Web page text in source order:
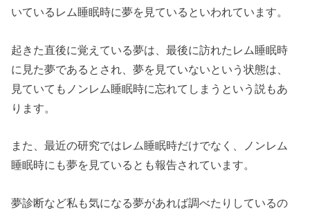
いているレム睡眠時に夢を見ているといわれています。
起きた直後に覚えている夢は、最後に訪れたレム睡眠時
に見た夢であるとされ、夢を見ていないという状態は、
見ていてもノンレム睡眠時に忘れてしまうという説もあ
ります。
また、最近の研究ではレム睡眠時だけでなく、ノンレム
睡眠時にも夢を見ているとも報告されています。
夢診断など私も気になる夢があれば調べたりしているの